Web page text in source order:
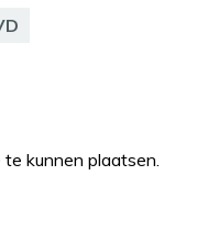
kunnen plaatsen.